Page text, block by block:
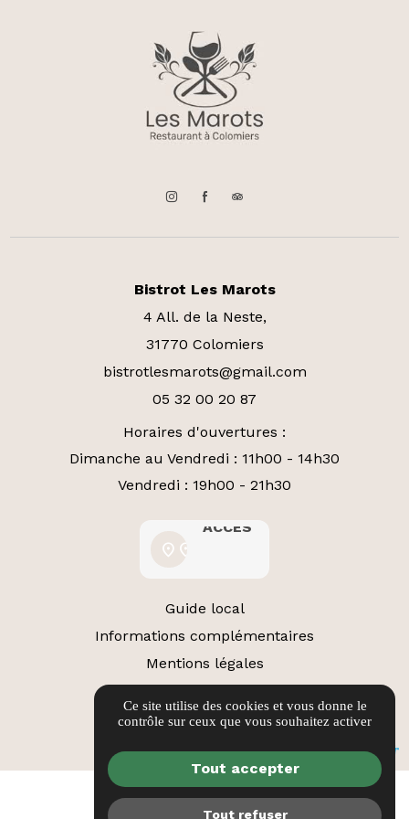
Bistrot Les Marots
4 All. de la Neste,
31770 Colomiers
bistrotlesmarots@gmail.com
05 32 00 20 87
Horaires d'ouvertures :
Dimanche au Vendredi : 11h00 - 14h30
Vendredi : 19h00 - 21h30
location_on location_on
ACCÈS
Guide local
Informations complémentaires
Mentions légales
Gestion des cookies
Ce site utilise des cookies et vous donne le
contrôle sur ceux que vous souhaitez activer
Tout accepter
Tout refuser